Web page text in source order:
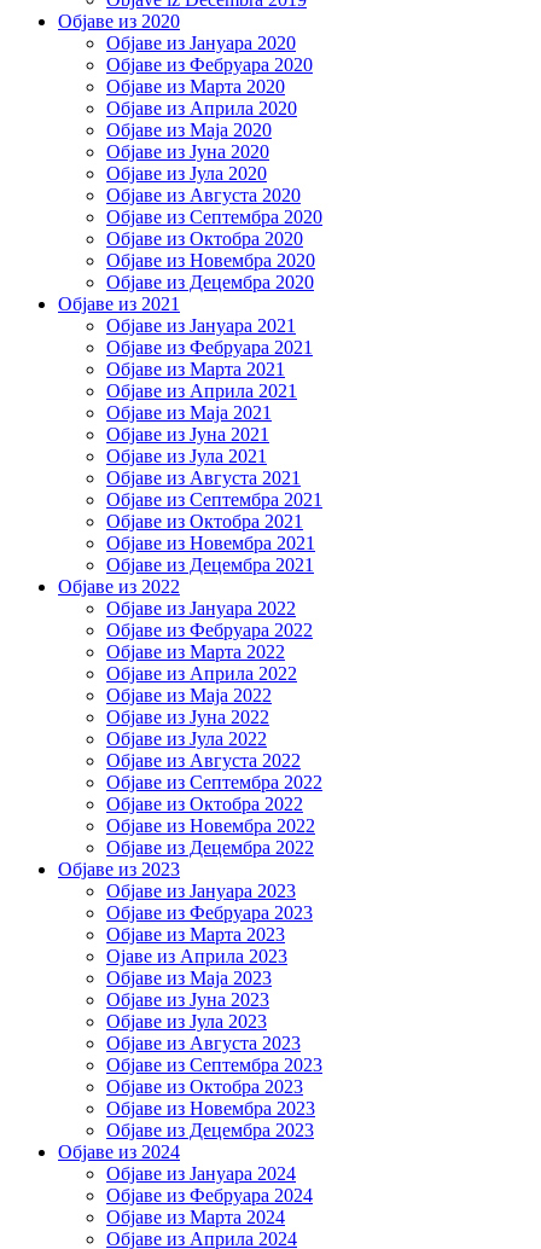
Објаве из 2020
Објаве из Јануара 2020
Објаве из Фебруара 2020
Објаве из Марта 2020
Објаве из Априла 2020
Објаве из Маја 2020
Објаве из Јуна 2020
Објаве из Јула 2020
Објаве из Августа 2020
Објаве из Септембра 2020
Објаве из Октобра 2020
Објаве из Новембра 2020
Објаве из Децембра 2020
Објаве из 2021
Објаве из Јануара 2021
Објаве из Фебруара 2021
Објаве из Марта 2021
Објаве из Априла 2021
Објаве из Маја 2021
Објаве из Јуна 2021
Објаве из Јула 2021
Објаве из Августа 2021
Објаве из Септембра 2021
Објаве из Октобра 2021
Објаве из Новембра 2021
Објаве из Децембра 2021
Објаве из 2022
Објаве из Јануара 2022
Објаве из Фебруара 2022
Објаве из Марта 2022
Објаве из Априла 2022
Објаве из Маја 2022
Објаве из Јуна 2022
Објаве из Јула 2022
Објаве из Августа 2022
Објаве из Септембра 2022
Објаве из Октобра 2022
Објаве из Новембра 2022
Објаве из Децембра 2022
Објаве из 2023
Објаве из Јануара 2023
Објаве из Фебруара 2023
Објаве из Марта 2023
Ојаве из Априла 2023
Објаве из Маја 2023
Објаве из Јуна 2023
Објаве из Јула 2023
Објаве из Августа 2023
Објаве из Септембра 2023
Објаве из Октобра 2023
Објаве из Новембра 2023
Објаве из Децембра 2023
Објаве из 2024
Објаве из Јануара 2024
Објаве из Фебруара 2024
Објаве из Марта 2024
Објаве из Априла 2024